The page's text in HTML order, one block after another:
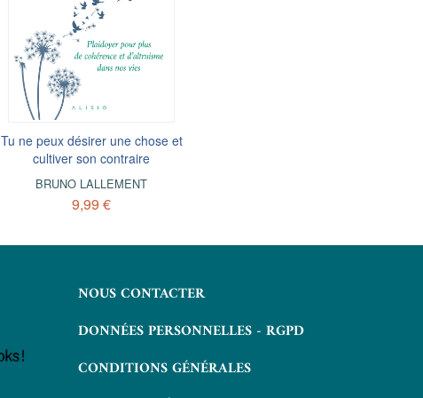
Tu ne peux désirer une chose et
cultiver son contraire
BRUNO LALLEMENT
9,99 €
NOUS CONTACTER
DONNÉES PERSONNELLES - RGPD
CONDITIONS GÉNÉRALES